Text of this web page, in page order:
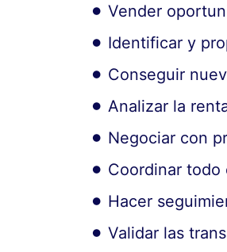
Vender
Identificar y
Conseguir
Analizar la
Negociar con
Coordinar todo
Hacer
Validar las